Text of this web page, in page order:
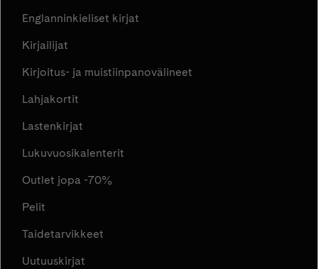
Englanninkieliset kirjat
Kirjailijat
Kirjoitus- ja muistiinpanovälineet
Lahjakortit
Lastenkirjat
Lukuvuosikalenterit
Outlet jopa -70%
Pelit
Taidetarvikkeet
Uutuuskirjat